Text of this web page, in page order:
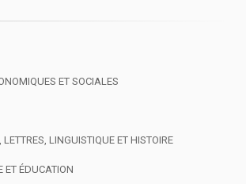
ET SOCIALES
LETTRES, LINGUISTIQUE ET HISTOIRE
ET ÉDUCATION